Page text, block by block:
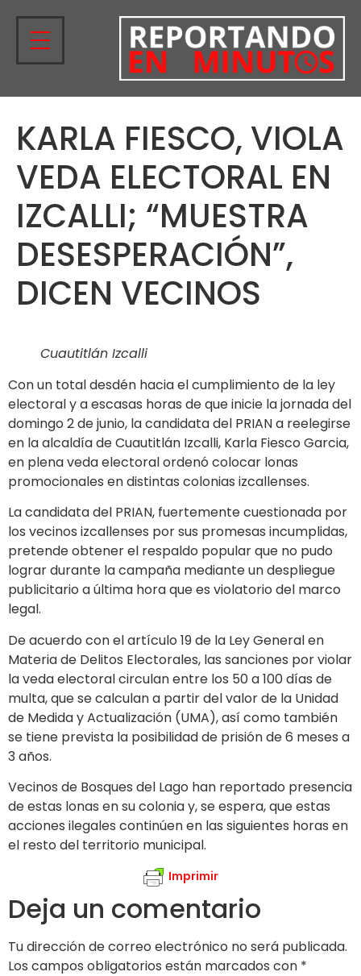
KARLA FIESCO, VIOLA
VEDA ELECTORAL EN
IZCALLI; “MUESTRA
DESESPERACIÓN”,
DICEN VECINOS
Cuautitlán Izcalli
Con un total desdén hacia el cumplimiento de la ley
electoral y a escasas horas de que inicie la jornada del
domingo 2 de junio, la candidata del PRIAN a reelegirse
en la alcaldía de Cuautitlán Izcalli, Karla Fiesco Garcia,
en plena veda electoral ordenó colocar lonas
promocionales en distintas colonias izcallenses.
La candidata del PRIAN, fuertemente cuestionada por
los vecinos izcallenses por sus promesas incumplidas,
pretende obtener el respaldo popular que no pudo
lograr durante la campaña mediante un despliegue
publicitario a última hora que es violatorio del marco
legal.
De acuerdo con el artículo 19 de la Ley General en
Materia de Delitos Electorales, las sanciones por violar
la veda electoral circulan entre los 50 a 100 días de
multa, que se calculan a partir del valor de la Unidad
de Medida y Actualización (UMA), así como también
se tiene prevista la posibilidad de prisión de 6 meses a
3 años.
Vecinos de Bosques del Lago han reportado presencia
de estas lonas en su colonia y, se espera, que estas
acciones ilegales continúen en las siguientes horas en
el resto del territorio municipal.
Imprimir
Deja un comentario
Tu dirección de correo electrónico no será publicada.
Los campos obligatorios están marcados con *